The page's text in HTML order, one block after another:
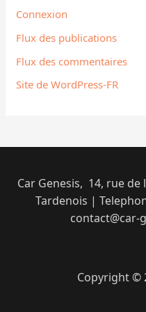
Connexion
Flux des publications
Flux des commentaires
Site de WordPress-FR
Car Genesis, 14, rue de
Tardenois |
contact@car-
Copyright ©